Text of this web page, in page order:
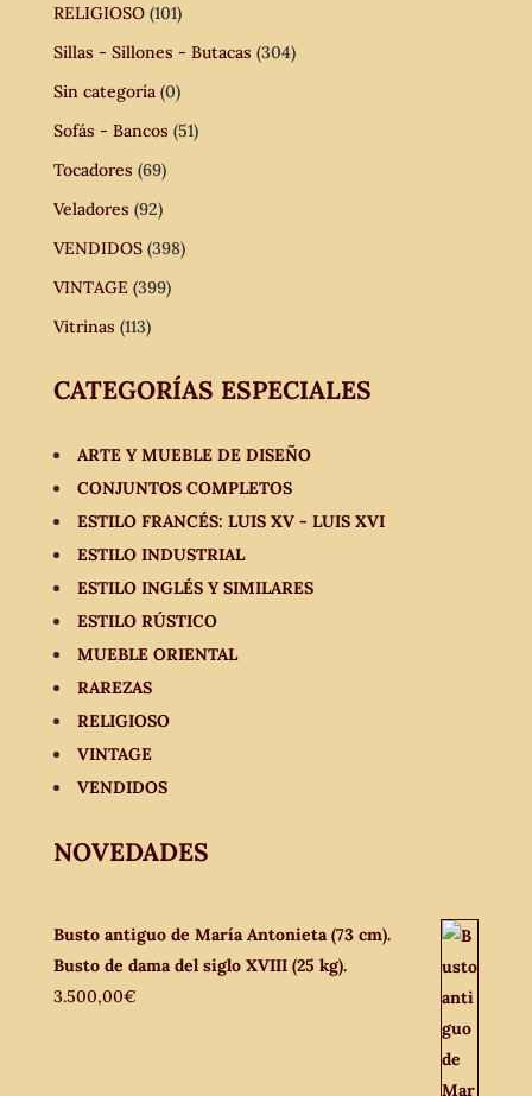
RELIGIOSO (101)
Sillas - Sillones - Butacas (304)
Sin categoría (0)
Sofás - Bancos (51)
Tocadores (69)
Veladores (92)
VENDIDOS (398)
VINTAGE (399)
Vitrinas (113)
CATEGORÍAS ESPECIALES
ARTE Y MUEBLE DE DISEÑO
CONJUNTOS COMPLETOS
ESTILO FRANCÉS: LUIS XV - LUIS XVI
ESTILO INDUSTRIAL
ESTILO INGLÉS Y SIMILARES
ESTILO RÚSTICO
MUEBLE ORIENTAL
RAREZAS
RELIGIOSO
VINTAGE
VENDIDOS
NOVEDADES
Busto antiguo de María Antonieta (73 cm).
Busto de dama del siglo XVIII (25 kg).
3.500,00€